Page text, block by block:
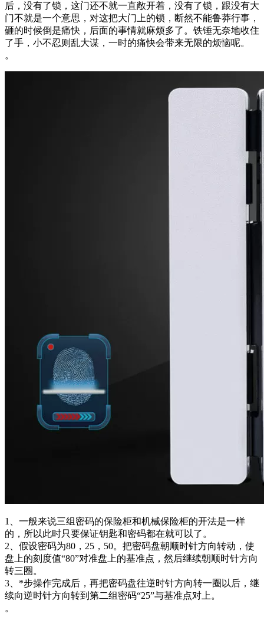
后，没有了锁，这门还不就一直敞开着，没有了锁，跟没有大
门不就是一个意思，对这把大门上的锁，断然不能鲁莽行事，
砸的时候倒是痛快，后面的事情就麻烦多了。铁锤无奈地收住
了手，小不忍则乱大谋，一时的痛快会带来无限的烦恼呢。
。
1、一般来说三组密码的保险柜和机械保险柜的开法是一样
的，所以此时只要保证钥匙和密码都在就可以了。
2、假设密码为80，25，50。把密码盘朝顺时针方向转动，使
盘上的刻度值“80”对准盘上的基准点，然后继续朝顺时针方向
转三圈。
3、*步操作完成后，再把密码盘往逆时针方向转一圈以后，继
续向逆时针方向转到第二组密码“25”与基准点对上。
。